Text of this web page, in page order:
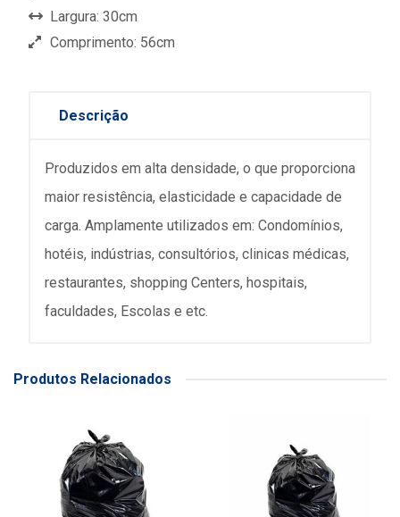
Largura: 30cm
Comprimento: 56cm
Descrição
Produzidos em alta densidade, o que proporciona
maior resistência, elasticidade e capacidade de
carga. Amplamente utilizados em: Condomínios,
hotéis, indústrias, consultórios, clinicas médicas,
restaurantes, shopping Centers, hospitais,
faculdades, Escolas e etc.
Produtos Relacionados